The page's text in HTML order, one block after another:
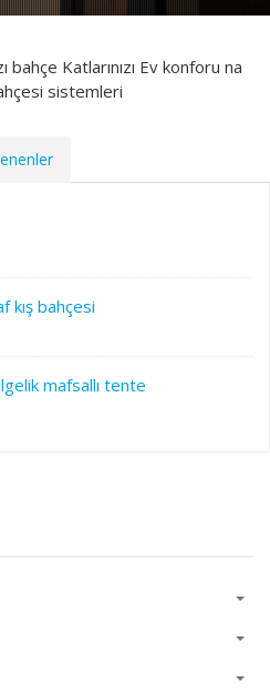
bahçe Katlarınızı Ev konforu na
sistemleri
kış bahçesi
mafsallı tente